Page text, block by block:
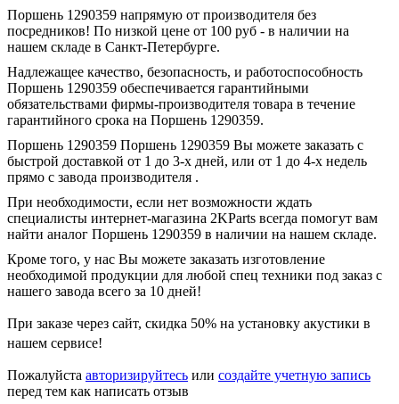
Поршень 1290359 напрямую от производителя без
посредников! По низкой цене от 100 руб - в наличии на
нашем складе в Санкт-Петербурге.
Надлежащее качество, безопасность, и работоспособность
Поршень 1290359 обеспечивается гарантийными
обязательствами фирмы-производителя товара в течение
гарантийного срока на Поршень 1290359.
Поршень 1290359 Поршень 1290359 Вы можете заказать с
быстрой доставкой от 1 до 3-х дней, или от 1 до 4-х недель
прямо с завода производителя .
При необходимости, если нет возможности ждать
специалисты интернет-магазина 2KParts всегда помогут вам
найти аналог Поршень 1290359 в наличии на нашем складе.
Кроме того, у нас Вы можете заказать изготовление
необходимой продукции для любой спец техники под заказ с
нашего завода всего за 10 дней!
При заказе через сайт, скидка 50% на установку акустики в
нашем сервисе!
Пожалуйста авторизируйтесь или создайте учетную запись
перед тем как написать отзыв